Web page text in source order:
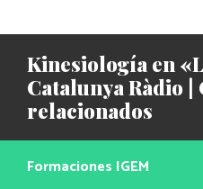
Kinesiología en
Catalunya Ràdio |
relacionados
Formaciones IGEM